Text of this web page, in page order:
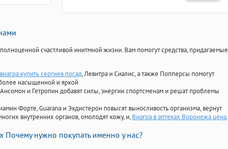
счастливой инитмной жизни. Вам помогут средства, придагаемые
купить сергиев посад, Левитра и Сиалис, а также Попперсы помогут
насыщенной и яркой
и Гетропин добавят силы, энергии спортсменам и решат проблемы
Форте, Guarana и Экдистерон повысят выносливость организма, вернут
внутренних органов, омолодят кожу, и, Виагра в аптеках Воронежа цена.
нужно покупать именно у нас?